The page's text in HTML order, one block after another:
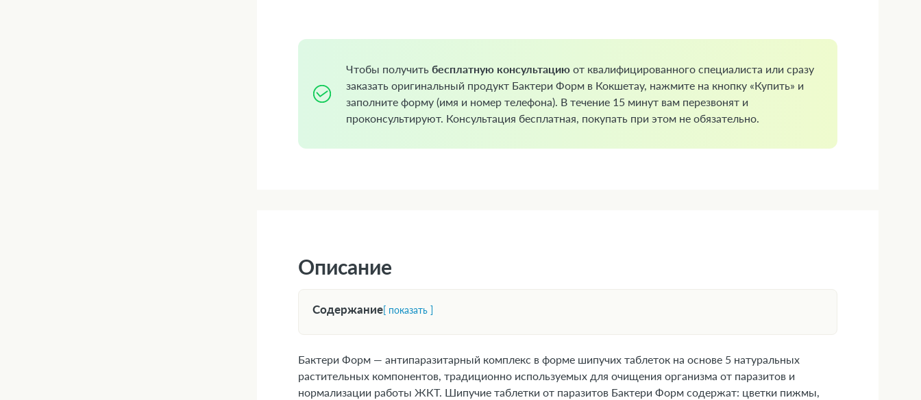
Чтобы получить бесплатную консультацию от квалифицированного специалиста или сразу
заказать оригинальный продукт Бактери Форм в Кокшетау, нажмите на кнопку «Купить» и
заполните форму (имя и номер телефона). В течение 15 минут вам перезвонят и
проконсультируют. Консультация бесплатная, покупать при этом не обязательно.
Описание
Содержание[ показать ]
1. Форма выпуска
4. Где купить Бактери Форм, наличие и цены в аптеках в Кокшетау
Бактери Форм — антипаразитарный комплекс в форме шипучих таблеток на основе 5 натуральных
растительных компонентов, традиционно используемых для очищения организма от паразитов и
нормализации работы ЖКТ. Шипучие таблетки от паразитов Бактери Форм содержат: цветки пижмы,